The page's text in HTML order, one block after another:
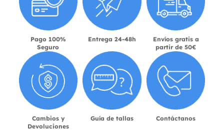
Pago 100%
Seguro
Entrega 24-48h
Envíos gratis a
partir de 50€
Cambios y
Devoluciones
Guía de tallas Contáctanos